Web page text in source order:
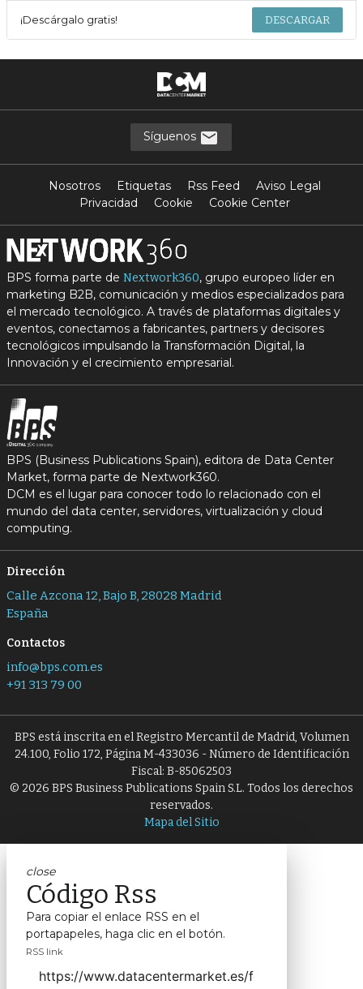
¡Descárgalo gratis! DESCARGAR
Síguenos
Nosotros Etiquetas Rss Feed
Aviso Legal
Privacidad
Cookie Cookie Center
BPS forma parte de Nextwork360, grupo europeo líder en
marketing B2B, comunicación y medios especializados para
el mercado tecnológico. A través de plataformas digitales y
eventos, conectamos a fabricantes, partners y decisores
tecnológicos impulsando la Transformación Digital, la
Innovación y el crecimiento empresarial.
BPS (Business Publications Spain), editora de Data Center
Market, forma parte de Nextwork360.
DCM es el lugar para conocer todo lo relacionado con el
mundo del data center, servidores, virtualización y cloud
computing.
Dirección
Calle Azcona 12, Bajo B, 28028 Madrid
España
Contactos
info@bps.com.es
+91 313 79 00
BPS está inscrita en el Registro Mercantil de Madrid, Volumen
24.100, Folio 172, Página M-433036 - Número de Identificación
Fiscal: B-85062503
© 2026 BPS Business Publications Spain S.L. Todos los derechos
reservados.
Mapa del Sitio
close
Código Rss
Para copiar el enlace RSS en el
portapapeles, haga clic en el botón.
RSS link